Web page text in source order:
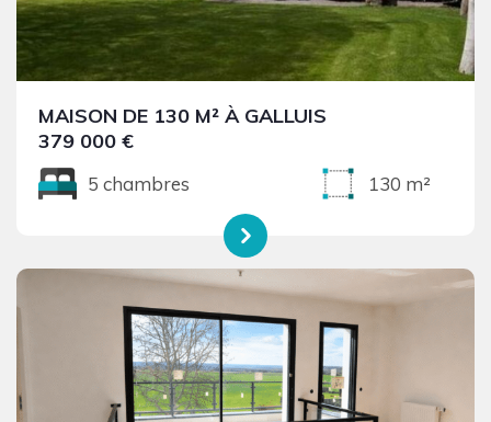
MAISON DE 130 M² À GALLUIS
379 000 €
5 chambres 130 m²